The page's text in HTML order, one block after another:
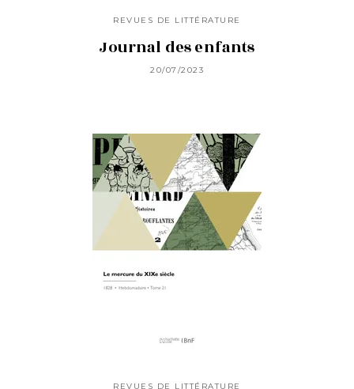
REVUES DE LITTÉRATURE
Journal des enfants
20/07/2023
REVUES DE LITTÉRATURE